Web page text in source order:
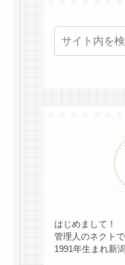
はじめまして！
管理人のネクト
1991年生まれ新